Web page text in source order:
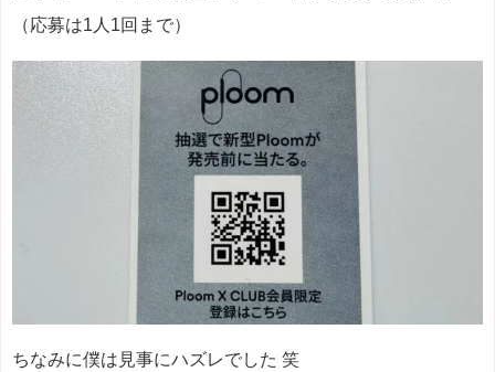
（応募は1人1回まで）
ちなみに僕は見事にハズレでした 笑